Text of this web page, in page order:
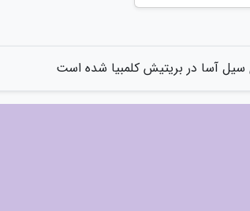
سیل آسا در بریتیش کلمبیا شده است